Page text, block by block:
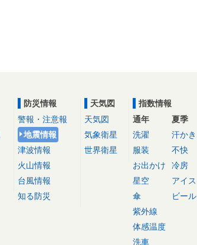
防災情報
警報・注意報
地震情報
津波情報
火山情報
台風情報
知る防災
天気図
天気図
気象衛星
世界衛星
指数情報
通年
洗濯
服装
お出かけ
星空
傘
紫外線
体感温度
洗車
夏季
汗かき
不快
冷房
アイス
ビール